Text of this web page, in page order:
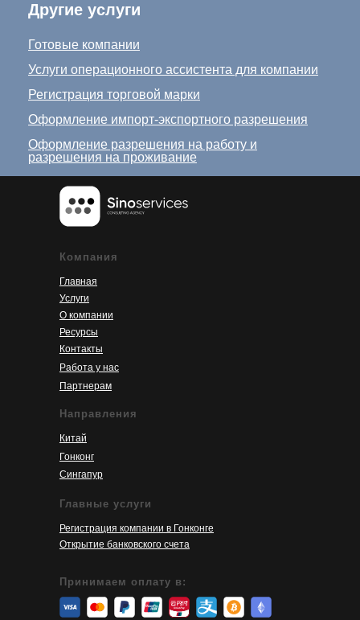
Другие услуги
Готовые компании
Регистрация торговой марки
Услуги операционного ассистента для компании
Оформление импорт-экспортного разрешения
Оформление разрешения на работу и
разрешения на проживание
Компания
Главная
Направления
Китай
Главные услуги
Регистрация компании в Гонконге
Принимаем оплату в:
Контакты
Открытие банковского счета
Услуги
О компании
Ресурсы
Работа у нас
Партнерам
Гонконг
Сингапур